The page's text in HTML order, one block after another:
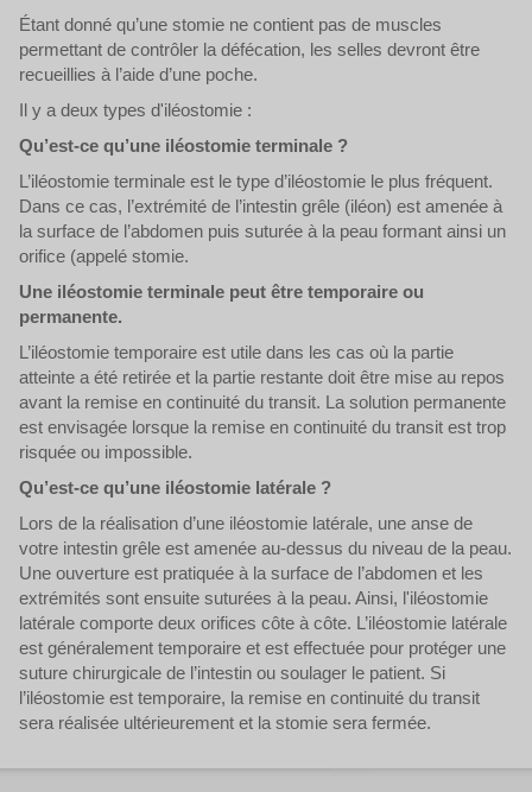
Étant donné qu’une stomie ne contient pas de muscles
permettant de contrôler la défécation, les selles devront être
recueillies à l’aide d’une poche.
Il y a deux types d'iléostomie :
Qu’est-ce qu’une iléostomie terminale ?
L’iléostomie terminale est le type d’iléostomie le plus fréquent.
Dans ce cas, l’extrémité de l’intestin grêle (iléon) est amenée à
la surface de l’abdomen puis suturée à la peau formant ainsi un
orifice (appelé stomie.
Une iléostomie terminale peut être temporaire ou
permanente.
L’iléostomie temporaire est utile dans les cas où la partie
atteinte a été retirée et la partie restante doit être mise au repos
avant la remise en continuité du transit. La solution permanente
est envisagée lorsque la remise en continuité du transit est trop
risquée ou impossible.
Qu’est-ce qu’une iléostomie latérale ?
Lors de la réalisation d’une iléostomie latérale, une anse de
votre intestin grêle est amenée au-dessus du niveau de la peau.
Une ouverture est pratiquée à la surface de l’abdomen et les
extrémités sont ensuite suturées à la peau. Ainsi, l'iléostomie
latérale comporte deux orifices côte à côte. L’iléostomie latérale
est généralement temporaire et est effectuée pour protéger une
suture chirurgicale de l’intestin ou soulager le patient. Si
l’iléostomie est temporaire, la remise en continuité du transit
sera réalisée ultérieurement et la stomie sera fermée.